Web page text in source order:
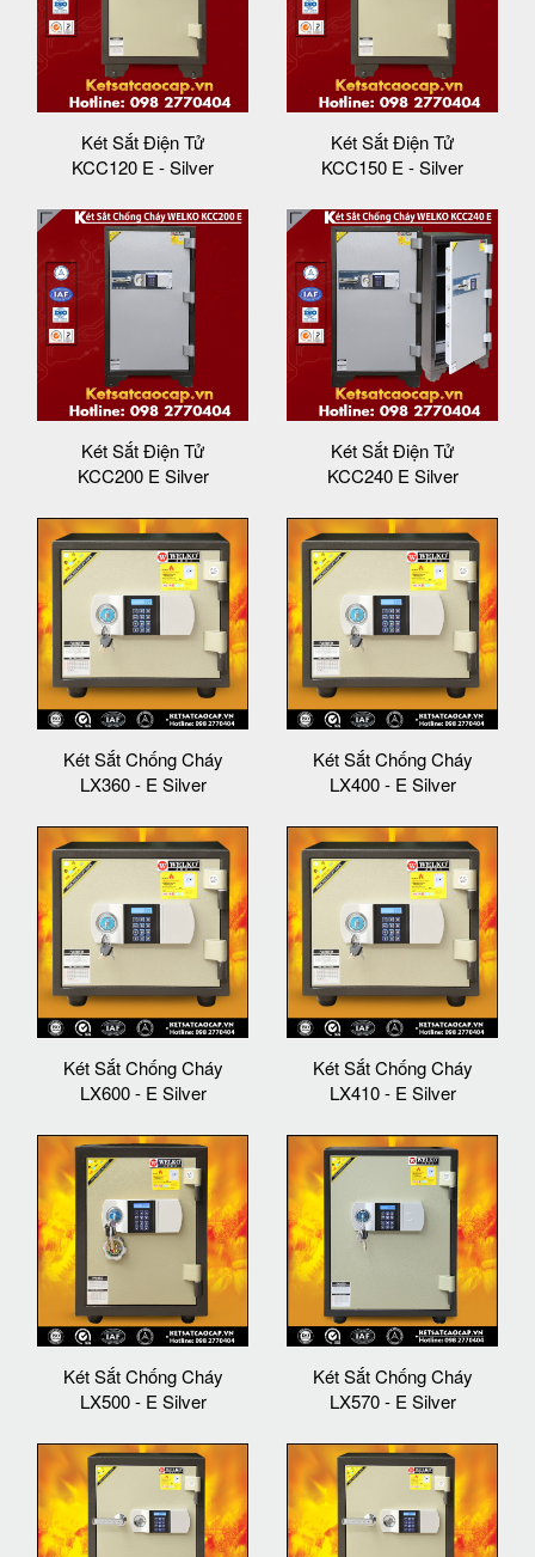
Két Sắt Điện Tử
KCC120 E - Silver
Két Sắt Điện Tử
KCC150 E - Silver
Két Sắt Điện Tử
KCC200 E Silver
Két Sắt Điện Tử
KCC240 E Silver
Két Sắt Chống Cháy
LX360 - E Silver
Két Sắt Chống Cháy
LX400 - E Silver
Két Sắt Chống Cháy
LX600 - E Silver
Két Sắt Chống Cháy
LX410 - E Silver
Két Sắt Chống Cháy
LX500 - E Silver
Két Sắt Chống Cháy
LX570 - E Silver